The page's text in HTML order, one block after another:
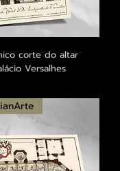
corte do altar
Versalhes